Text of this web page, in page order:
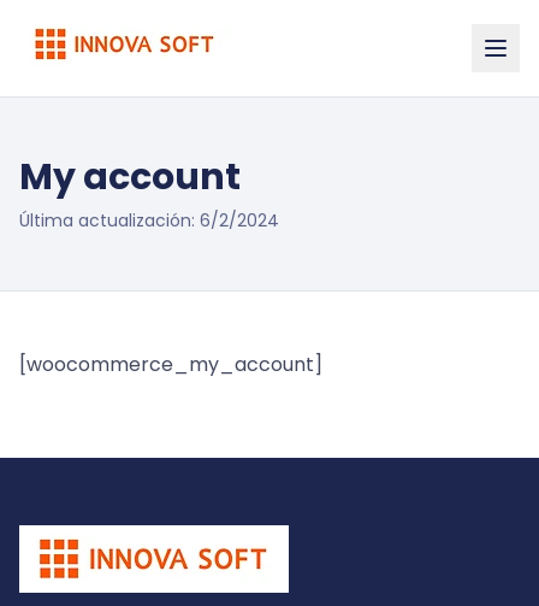
My account
Última actualización: 6/2/2024
[woocommerce_my_account]